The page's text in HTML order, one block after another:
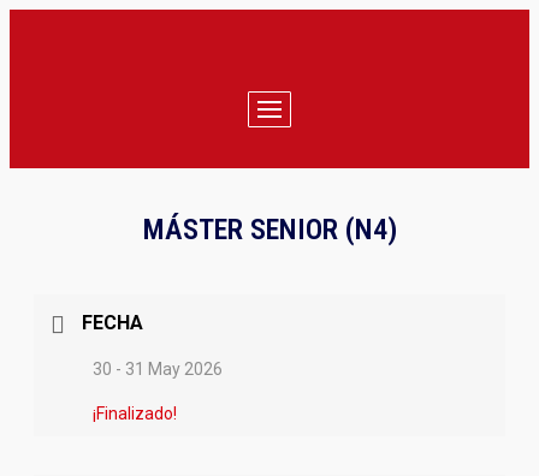
MÁSTER SENIOR (N4)
FECHA
30 - 31 May 2026
¡Finalizado!